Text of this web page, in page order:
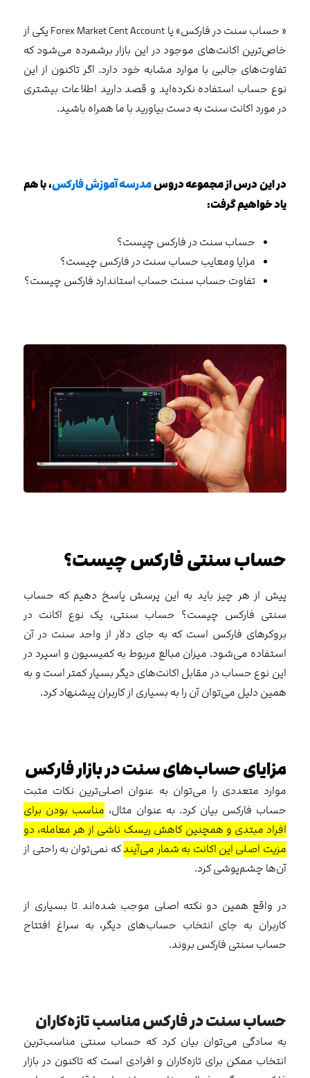
« حساب سنت در فارکس» یا Forex Market Cent Account یکی از
خاص‌ترین اکانت‌های موجود در این بازار برشمرده می‌شود که
تفاوت‌های جالبی با موارد مشابه خود دارد. اگر تاکنون از این
نوع حساب استفاده نکرده‌اید و قصد دارید اطلاعات بیشتری
در مورد اکانت سنت به دست بیاورید با ما همراه باشید.
در این درس از مجموعه دروسمدرسه آموزش فارکس، با هم
یاد خواهیم گرفت:
حساب سنت در فارکس چیست؟
مزایا ومعایب حساب سنت در فارکس چیست؟
تفاوت حساب سنت حساب استاندارد فارکس چیست؟
حساب سنتی فارکس چیست؟
پیش از هر چیز باید به این پرسش پاسخ دهیم که حساب
سنتی فارکس چیست؟ حساب سنتی، یک نوع اکانت در
بروکرهای فارکس است که به جای دلار از واحد سنت در آن
استفاده می‌شود. میزان مبالغ مربوط به کمیسیون و اسپرد در
این نوع حساب در مقابل اکانت‌های دیگر بسیار کمتر است و به
همین دلیل می‌توان آن را به بسیاری از کاربران پیشنهاد کرد.
مزایای حساب‌های سنت در بازار فارکس
موارد متعددی را می‌توان به عنوان اصلی‌ترین نکات مثبت
حساب‌ فارکس بیان کرد. به عنوان مثال، مناسب بودن برای
افراد مبتدی و همچنین کاهش ریسک ناشی از هر معامله، دو
مزیت اصلی این اکانت به شمار می‌‌آيندکه نمی‌توان به راحتی از
آن‌ها چشم‌پوشی کرد.
در واقع همین دو نکته اصلی موجب شده‌اند تا بسیاری از
کاربران به جای انتخاب حساب‌های دیگر، به سراغ افتتاح
حساب سنتی فارکس بروند.
حساب سنت در فارکس مناسب تازه‌کاران
به سادگی می‌توان بیان کرد که حساب سنتی مناسب‌ترین
انتخاب ممکن برای تازه‌کاران و افرادی است که تاکنون در بازار